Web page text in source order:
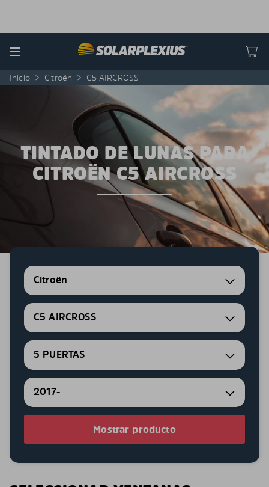
Menu
Inicio > Citroën > C5 AIRCROSS
TINTADO DE LUNAS PARA
CITROËN C5 AIRCROSS
Citroën
C5 AIRCROSS
5 PUERTAS
2017-
Mostrar producto